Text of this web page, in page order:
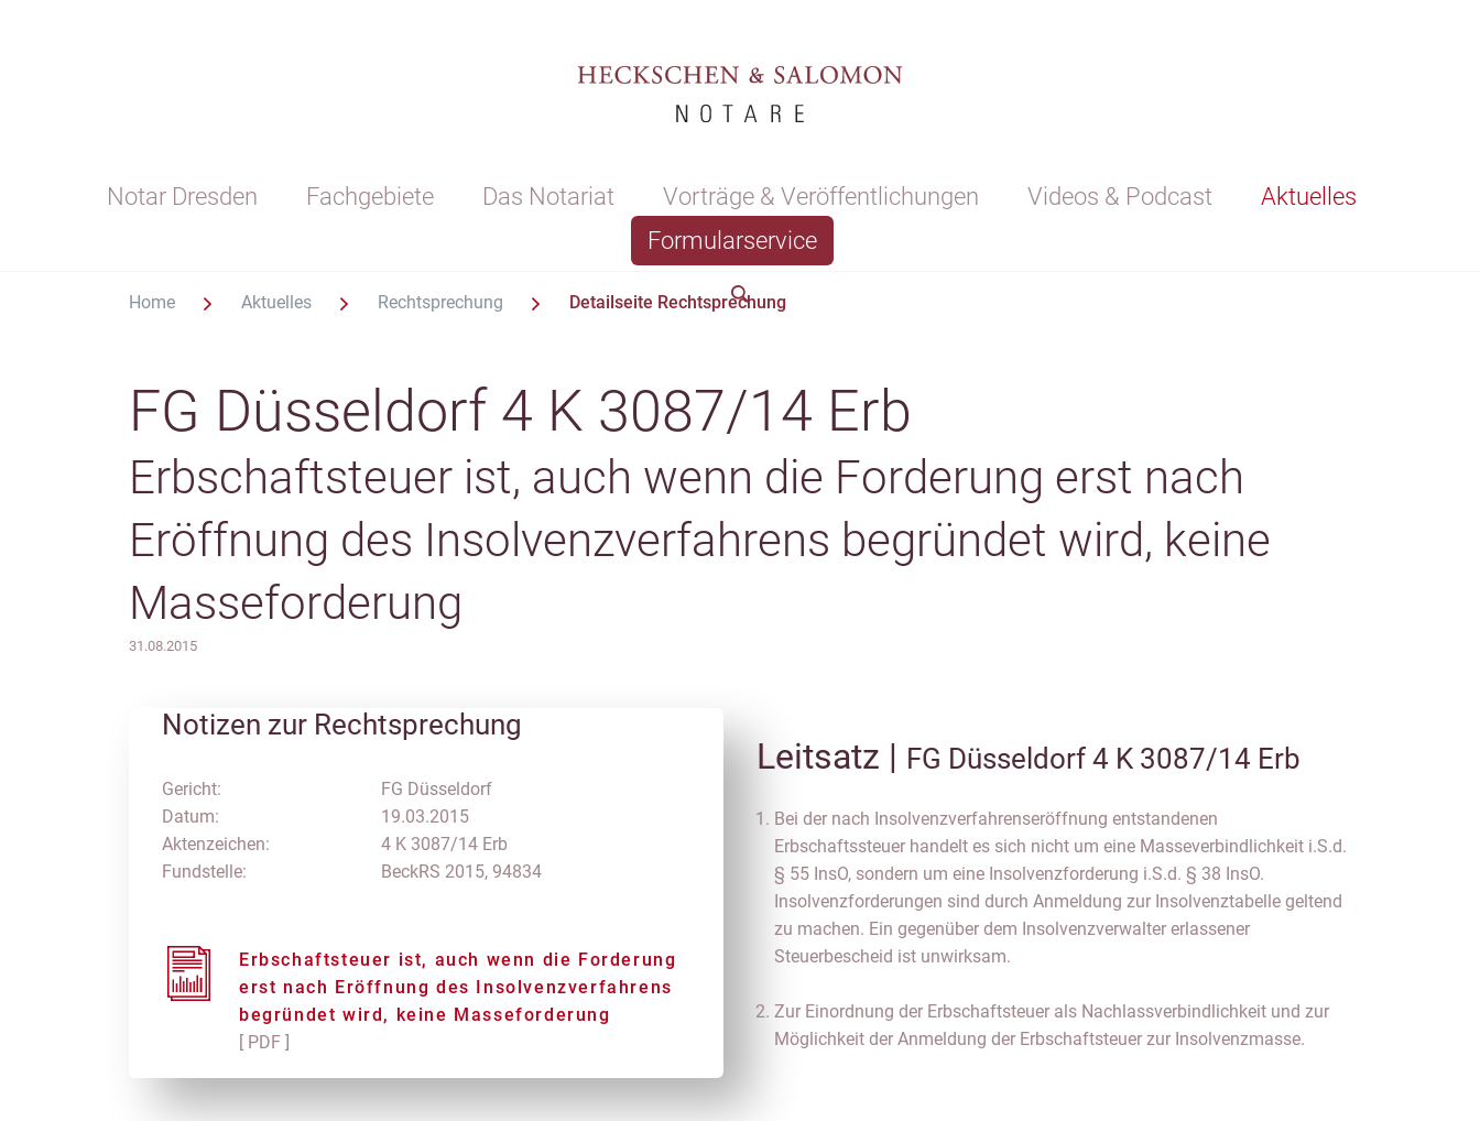
Notar Dresden Fachgebiete Das Notariat Vorträge & Veröffentlichungen Videos & Podcast
Aktuelles
Formularservice
Home Aktuelles Rechtsprechung Detailseite Rechtsprechung
FG Düsseldorf 4 K 3087/14 Erb
Erbschaftsteuer ist, auch wenn die Forderung erst nach
Eröffnung des Insolvenzverfahrens begründet wird, keine
Masseforderung
31.08.2015
Notizen zur Rechtsprechung
Gericht:
Datum:
Aktenzeichen:
Fundstelle:
FG Düsseldorf
19.03.2015
4 K 3087/14 Erb
BeckRS 2015, 94834
Erbschaftsteuer ist, auch wenn die Forderung
erst nach Eröffnung des Insolvenzverfahrens
begründet wird, keine Masseforderung
[ PDF ]
Leitsatz | FG Düsseldorf 4 K 3087/14 Erb
Bei der nach Insolvenzverfahrenseröffnung entstandenen
Erbschaftssteuer handelt es sich nicht um eine Masseverbindlichkeit i.S.d.
§ 55 InsO, sondern um eine Insolvenzforderung i.S.d. § 38 InsO.
Insolvenzforderungen sind durch Anmeldung zur Insolvenztabelle geltend
zu machen. Ein gegenüber dem Insolvenzverwalter erlassener
Steuerbescheid ist unwirksam.
Zur Einordnung der Erbschaftsteuer als Nachlassverbindlichkeit und zur
Möglichkeit der Anmeldung der Erbschaftsteuer zur Insolvenzmasse.